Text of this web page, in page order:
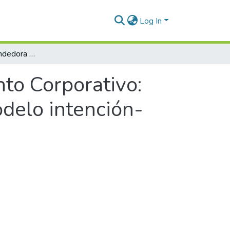
Log In
Orientación Emprendedora y Emprendimiento Corporativo: Diferencias y complementariedad en un modelo intención-acción
Corporativo:
intención-